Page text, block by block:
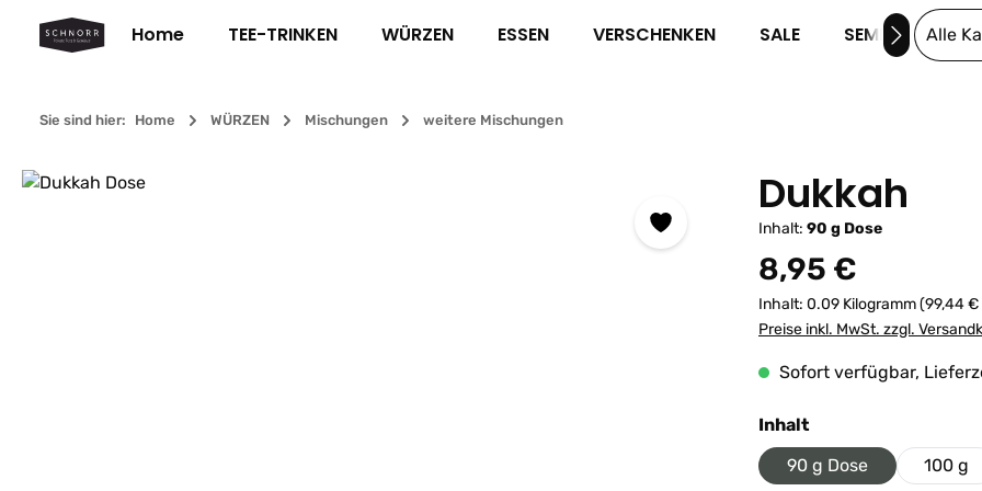
Hauptinhalt springen
Zur Suche springen
Zur Hauptnavigation springen
Home TEE-TRINKEN WÜRZEN ESSEN VERSCHENKEN SALE SEMINAREAlle
Sie sind hier: Home WÜRZEN Mischungen weitere Mischungen
Bildergalerie überspringen Dukkah
Inhalt: 90 g Dose
Regulärer Preis:
8,95 €
Inhalt: 0.09 Kilogramm(99,44 €
Preise inkl. MwSt. zzgl.
Sofort verfügbar,
Inhaltauswählen
90 g Dose
100 g